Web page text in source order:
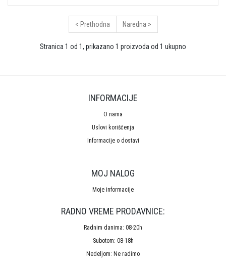
< Prethodna Naredna >
Stranica 1 od 1, prikazano 1 proizvoda od 1 ukupno
INFORMACIJE
O nama
Uslovi korišćenja
Informacije o dostavi
MOJ NALOG
Moje informacije
RADNO VREME PRODAVNICE:
Radnim danima: 08-20h
Subotom: 08-18h
Nedeljom: Ne radimo